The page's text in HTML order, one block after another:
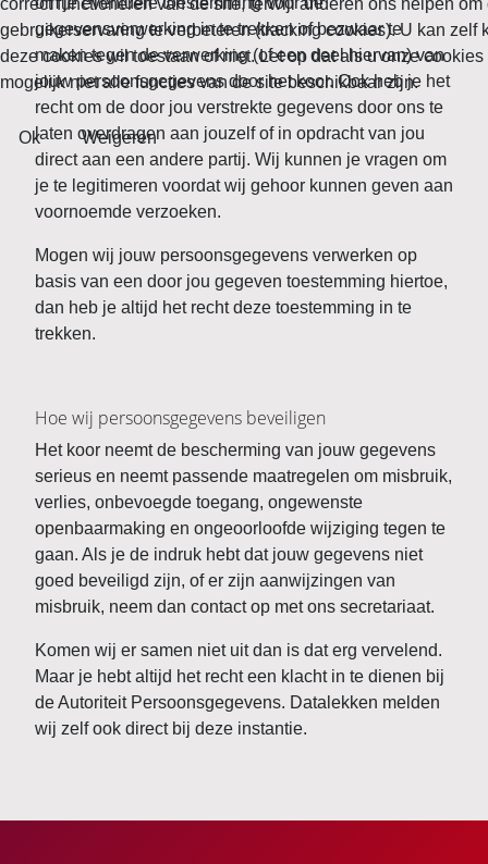
gegevensverwerking in te trekken of bezwaar te
maken tegen de verwerking (of een deel hiervan) van
jouw persoonsgegevens door het koor. Ook heb je het
recht om de door jou verstrekte gegevens door ons te
laten overdragen aan jouzelf of in opdracht van jou
direct aan een andere partij. Wij kunnen je vragen om
je te legitimeren voordat wij gehoor kunnen geven aan
voornoemde verzoeken.
Mogen wij jouw persoonsgegevens verwerken op
basis van een door jou gegeven toestemming hiertoe,
dan heb je altijd het recht deze toestemming in te
trekken.
Hoe wij persoonsgegevens beveiligen
Het koor neemt de bescherming van jouw gegevens
serieus en neemt passende maatregelen om misbruik,
verlies, onbevoegde toegang, ongewenste
openbaarmaking en ongeoorloofde wijziging tegen te
gaan. Als je de indruk hebt dat jouw gegevens niet
goed beveiligd zijn, of er zijn aanwijzingen van
misbruik, neem dan contact op met ons secretariaat.
Komen wij er samen niet uit dan is dat erg vervelend.
Maar je hebt altijd het recht een klacht in te dienen bij
de Autoriteit Persoonsgegevens. Datalekken melden
wij zelf ook direct bij deze instantie.
correct functioneren van de site, terwijl anderen ons helpen om
gebruikerservaring te verbeteren (tracking cookies). U kan zelf
deze cookies wil toestaan of niet. Let op dat als u onze
mogelijk niet alle functies van de site beschikbaar zijn.
Ok Weigeren